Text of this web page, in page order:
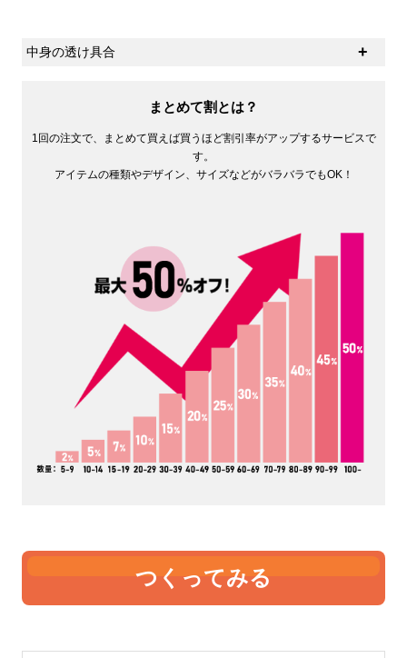
中身の透け具合
の基準として中身の透け具合があるかと思います。オン
4オンス
いちばん薄手です。中身が透
けて見えるのが分かります。
価格が安いのでノベルティや
販促として製作する事が多い
です。たためる機能のあるエ
コバッグなどは、4オンスで
作っているものが比較的多い
です。
5オンス
薄手です。5オンスも中身が
透けて見えます。やや4オン
スよりも厚くなりますので、
ちょっとしっかりとした雰囲
気にはなります。手軽なトー
さそうです。
まとめて割とは？
1回の注文で、まとめて買えば買うほど割引率がアップするサービスで
す。
アイテムの種類やデザイン、サイズなどがバラバラでもOK！
つくってみる